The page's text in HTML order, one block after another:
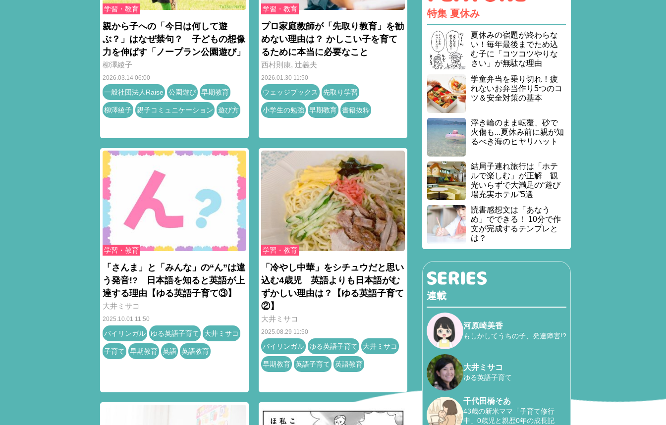
学習・教育
親から子への「今日は何して遊
ぶ？」はなぜ禁句？ 子どもの想像
力を伸ばす「ノープラン公園遊び」
柳澤綾子
2026.03.14 06:00
一般社団法人Raise 公園遊び 早期教育
柳澤綾子 親子コミュニケーション 遊び方
学習・教育
プロ家庭教師が「先取り教育」を勧
めない理由は？ かしこい子を育て
るために本当に必要なこと
西村則康, 辻󠄀義夫
2026.01.30 11:50
ウェッジブックス 先取り学習
小学生の勉強 早期教育 書籍抜粋
学習・教育
「さんま」と「みんな」の“ん”は違
う発音!? 日本語を知ると英語が上
達する理由【ゆる英語子育て③】
大井ミサコ
2025.10.01 11:50
バイリンガル ゆる英語子育て 大井ミサコ
子育て 早期教育 英語 英語教育
学習・教育
「冷やし中華」をシチュウだと思い
込む4歳児 英語よりも日本語がむ
ずかしい理由は？【ゆる英語子育て
②】
大井ミサコ
2025.08.29 11:50
バイリンガル ゆる英語子育て 大井ミサコ
早期教育 英語子育て 英語教育
特集 夏休み
夏休みの宿題が終わらな
い！毎年最後までため込
む子に「コツコツやりな
さい」が無駄な理由
学童弁当を乗り切れ！疲
れないお弁当作り5つのコ
ツ＆安全対策の基本
浮き輪のまま転覆、砂で
火傷も...夏休み前に親が知
るべき海のヒヤリハット
結局子連れ旅行は「ホテ
ルで楽しむ」が正解 観
光いらずで大満足の“遊び
場充実ホテル”5選
読書感想文は「あなう
め」でできる！ 10分で作
文が完成するテンプレと
は？
連載
河原崎美香
もしかしてうちの子、発達障害!?
大井ミサコ
ゆる英語子育て
千代田橋そあ
43歳の新米ママ「子育て修行
中」0歳児と親歴0年の成長記